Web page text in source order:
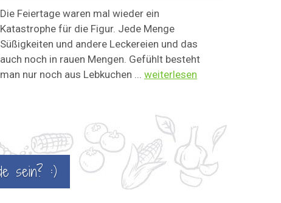
Die Feiertage waren mal wieder ein
Katastrophe für die Figur. Jede Menge
Süßigkeiten und andere Leckereien und das
auch noch in rauen Mengen. Gefühlt besteht
man nur noch aus Lebkuchen ... weiterlesen
sein? :)